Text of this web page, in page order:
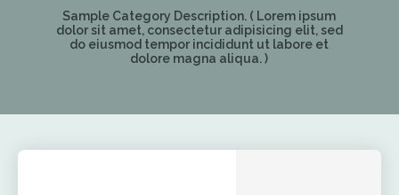
Sample Category Description. ( Lorem ipsum
dolor sit amet, consectetur adipisicing elit, sed
do eiusmod tempor incididunt ut labore et
dolore magna aliqua. )